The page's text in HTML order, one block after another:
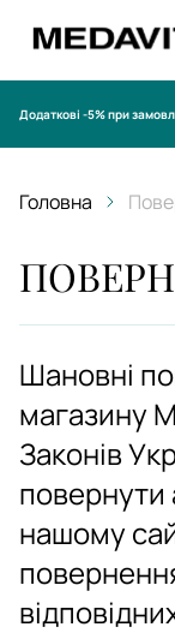
Додаткові -5% при
Головна
Шановні
магазину
Законів
повернути
нашому